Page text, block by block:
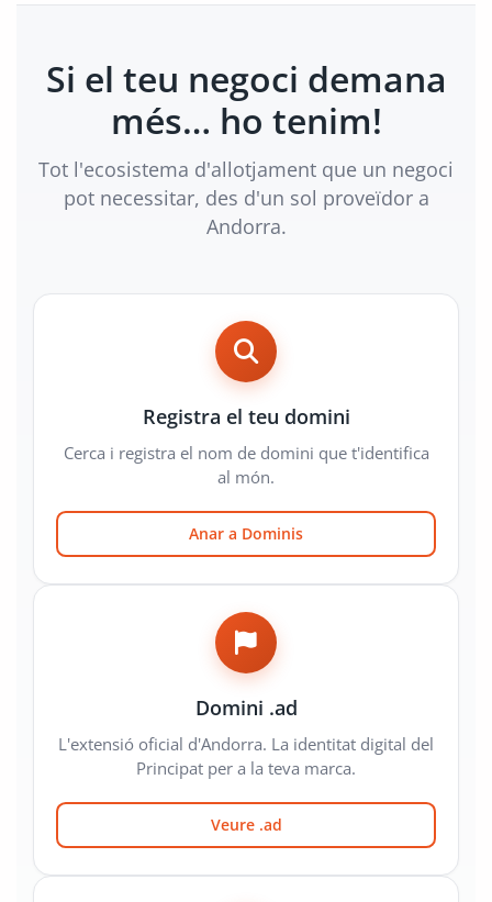
Si el teu negoci demana
més… ho tenim!
Tot l'ecosistema d'allotjament que un negoci
pot necessitar, des d'un sol proveïdor a
Andorra.
Registra el teu domini
Cerca i registra el nom de domini que t'identifica
al món.
Anar a Dominis
Domini .ad
L'extensió oficial d'Andorra. La identitat digital del
Principat per a la teva marca.
Veure .ad